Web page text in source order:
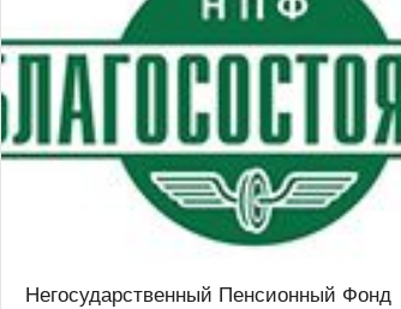
Негосударственный Пенсионный Фонд